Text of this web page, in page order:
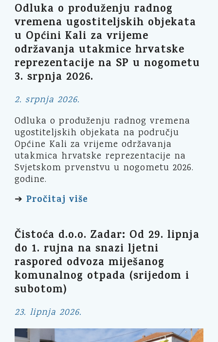
Odluka o produženju radnog
vremena ugostiteljskih objekata
u Općini Kali za vrijeme
održavanja utakmice hrvatske
reprezentacije na SP u nogometu
3. srpnja 2026.
2. srpnja 2026.
Odluka o produženju radnog vremena
ugostiteljskih objekata na području
Općine Kali za vrijeme održavanja
utakmica hrvatske reprezentacije na
Svjetskom prvenstvu u nogometu 2026.
godine.
➔ Pročitaj više
Čistoća d.o.o. Zadar: Od 29. lipnja
do 1. rujna na snazi ljetni
raspored odvoza miješanog
komunalnog otpada (srijedom i
subotom)
23. lipnja 2026.